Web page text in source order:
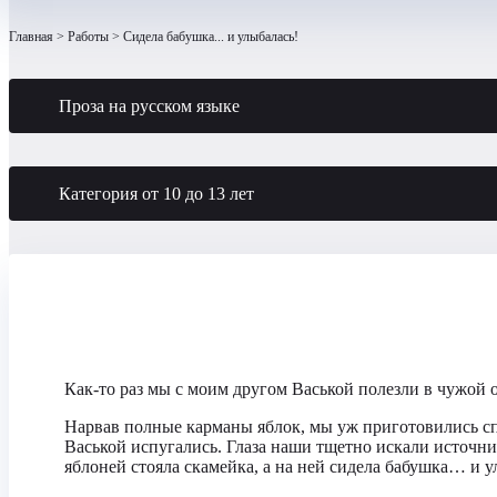
Главная Работы Сидела бабушка... и улыбалась!
Проза на русском языке
Категория от 10 до 13 лет
Как-то раз мы с моим другом Васькой полезли в чужой
Нарвав полные карманы яблок, мы уж приготовились
Васькой испугались. Глаза наши тщетно искали
яблоней стояла скамейка, а на ней сидела бабушка… и